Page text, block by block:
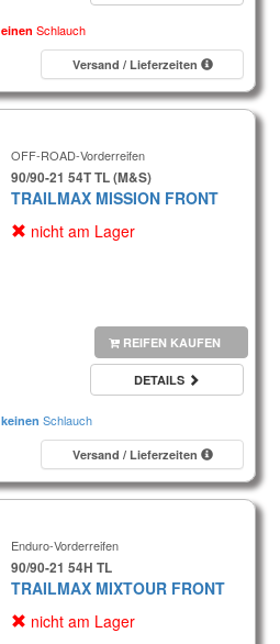
einen Schlauch
Versand / Lieferzeiten
OFF-ROAD-Vorderreifen
90/90-21 54T TL (M&S)
TRAILMAX MISSION FRONT
nicht am Lager
REIFEN KAUFEN
DETAILS
keinen Schlauch
Versand / Lieferzeiten
Enduro-Vorderreifen
90/90-21 54H TL
TRAILMAX MIXTOUR FRONT
nicht am Lager